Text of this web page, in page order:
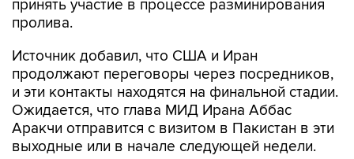
Источник добавил, что США и Иран
и эти контакты находятся на финальной стадии.
Ожидается, что глава МИД Ирана Аббас
Аракчи отправится с визитом в Пакистан в эти
выходные или в начале следующей недели.
Ранее в МИД Ирана сообщали, что Тегеран и